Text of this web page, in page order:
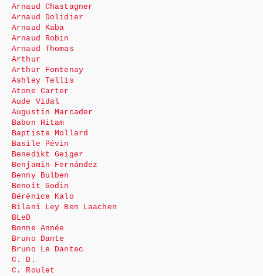
Arnaud Chastagner
Arnaud Dolidier
Arnaud Kaba
Arnaud Robin
Arnaud Thomas
Arthur
Arthur Fontenay
Ashley Tellis
Atone Carter
Aude Vidal
Augustin Marcader
Babon Hitam
Baptiste Mollard
Basile Pévin
Benedikt Geiger
Benjamin Fernández
Benny Bulben
Benoît Godin
Bérénice Kalo
Bilani Ley Ben Laachen
BLeD
Bonne Année
Bruno Dante
Bruno Le Dantec
C. D.
C. Roulet